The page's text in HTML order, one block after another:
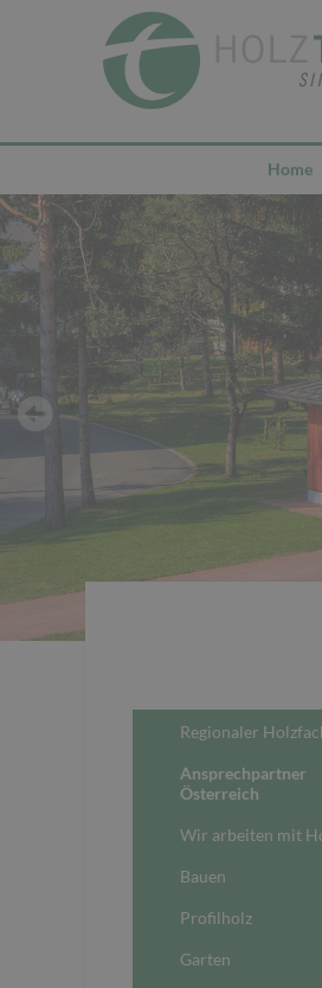
Home
Regionaler
Ansprechpartner
Österreich
Wir arbeiten mit
Bauen
Profilholz
Garten